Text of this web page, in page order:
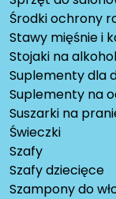
Środki ochrony
Stawy mięśnie i
Stojaki na alkohol
Suplementy dla
Suplementy na
Suszarki na
Świeczki
Szafy
Szafy dziecięce
Szampony do